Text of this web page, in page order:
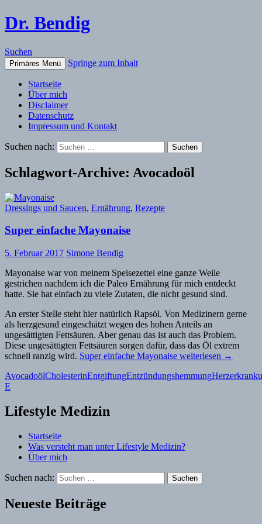
Dr. Bendig
Suchen
Primäres Menü Springe zum Inhalt
Startseite
Über mich
Disclaimer
Datenschutz
Impressum und Kontakt
Suchen nach:
Schlagwort-Archive: Avocadoöl
Dressings und Saucen, Ernährung, Rezepte
Super einfache Mayonaise
5. Februar 2017 Simone Bendig
Mayonaise war von meinem Speisezettel eine ganze Weile
gestrichen nachdem ich die Paleo Ernährung für mich entdeckt
hatte. Sie hat einfach zu viele Zutaten, die nicht gesund sind.
An erster Stelle steht hier natürlich Rapsöl. Von Medizinern gerne
als herzgesund eingeschätzt wegen des hohen Anteils an
ungesättigten Fettsäuren. Aber genau das ist auch das Problem.
Diese ungesättigten Fettsäuren sorgen dafür, dass das Öl extrem
schnell ranzig wird. Super einfache Mayonaise weiterlesen →
AvocadoölCholesterinEntgiftungEntzündungshemmung
E
Lifestyle Medizin
Startseite
Was versteht man unter Lifestyle Medizin?
Über mich
Suchen nach:
Neueste Beiträge